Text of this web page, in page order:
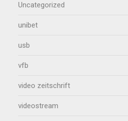
Uncategorized
unibet
usb
vfb
video zeitschrift
videostream